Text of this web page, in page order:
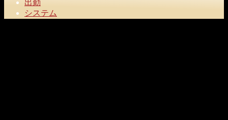
出勤
システム